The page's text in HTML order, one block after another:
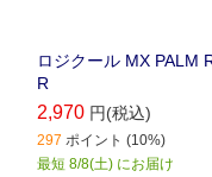
ロジクール MX PALM
R
2,970 円(税込)
297 ポイント (10%)
最短 8/8(土) にお届け